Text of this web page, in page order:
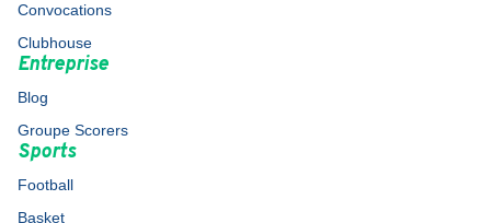
Convocations
Clubhouse
Entreprise
Blog
Groupe Scorers
Sports
Football
Basket